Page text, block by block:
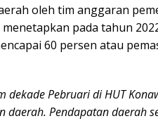
oleh tim anggaran
pada tahun
60 persen atau
Pebruari di HUT
Pendapatan daerah